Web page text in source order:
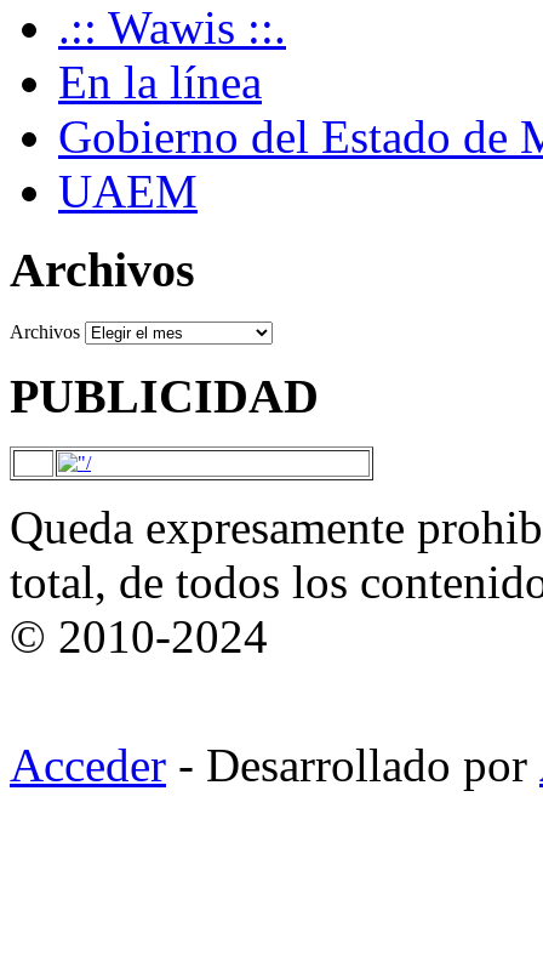
.:: Wawis ::.
En la línea
Gobierno del Estado de
UAEM
Archivos
Archivos
PUBLICIDAD
Queda expresamente
total, de todos los
© 2010-2024
Acceder - Desarrollado por